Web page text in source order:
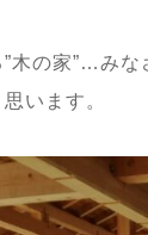
木の家”…み
います。